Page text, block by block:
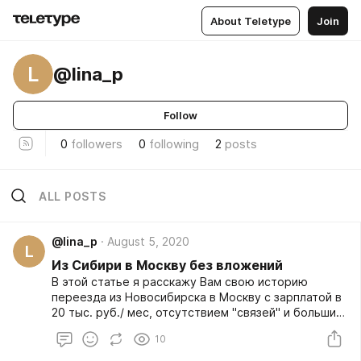
About Teletype Join
L @lina_p
Follow
0 followers 0 following 2 posts
ALL POSTS
L
@lina_p August 5, 2020
Из Сибири в Москву без вложений
В этой статье я расскажу Вам свою историю
переезда из Новосибирска в Москву с зарплатой в
20 тыс. руб./ мес, отсутствием "связей" и большим
желанием изменить свою жизнь к лучшему. Еще в
классе 7 я стала мечтать о переезде в Москву.
10